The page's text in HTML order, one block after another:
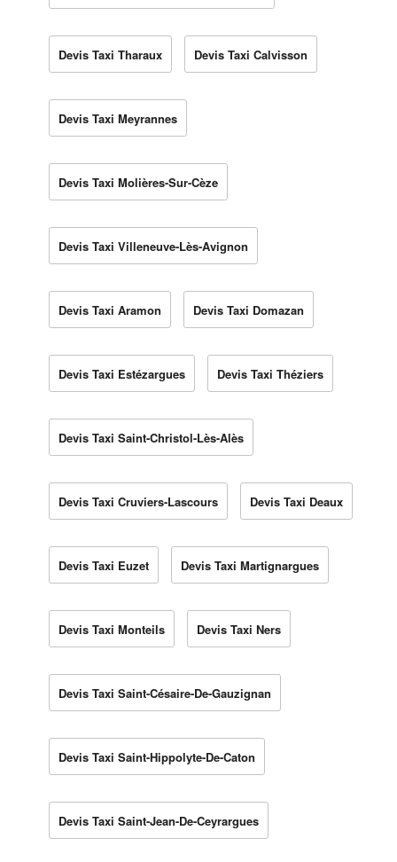
Devis Taxi Tharaux Devis Taxi Calvisson
Devis Taxi Meyrannes
Devis Taxi Molières-Sur-Cèze
Devis Taxi Villeneuve-Lès-Avignon
Devis Taxi Aramon Devis Taxi Domazan
Devis Taxi Estézargues Devis Taxi Théziers
Devis Taxi Saint-Christol-Lès-Alès
Devis Taxi Cruviers-Lascours Devis Taxi Deaux
Devis Taxi Euzet Devis Taxi Martignargues
Devis Taxi Monteils Devis Taxi Ners
Devis Taxi Saint-Césaire-De-Gauzignan
Devis Taxi Saint-Hippolyte-De-Caton
Devis Taxi Saint-Jean-De-Ceyrargues